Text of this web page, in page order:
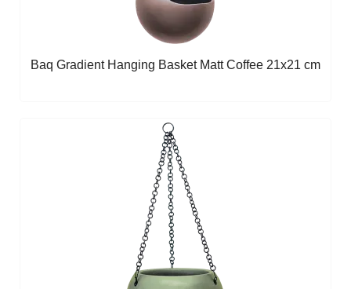
Baq Gradient Hanging Basket Matt Coffee 21x21 cm